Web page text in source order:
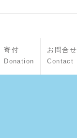
寄付
Donation
お問合せ
Contact